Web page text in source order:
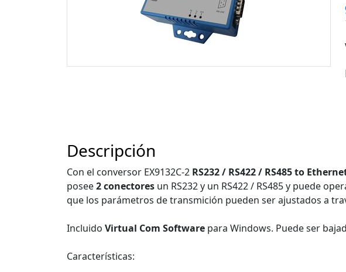
Descripción
Con el conversor EX9132C-2 RS232 / RS422 / RS485 to
posee2 conectores un RS232 y un RS422 / RS485 y puede
que los parámetros de transmición pueden ser ajustados a
Incluido Virtual Com Software para Windows. Puede ser
Características: